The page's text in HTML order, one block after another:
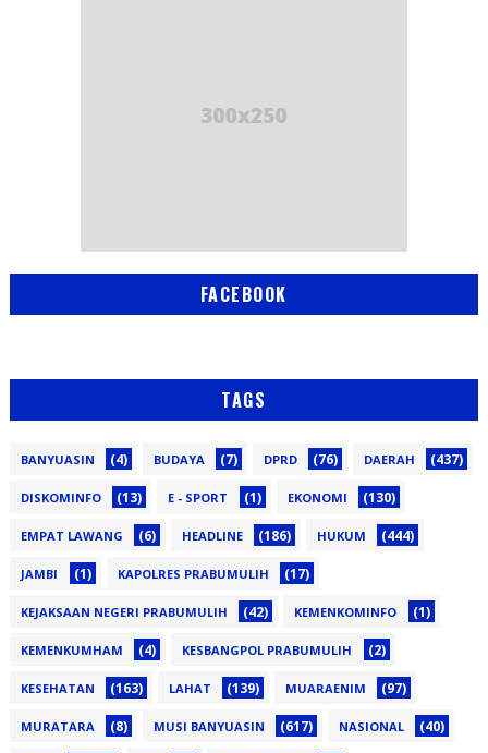
FACEBOOK
TAGS
BANYUASIN (4) BUDAYA (7) DPRD (76) DAERAH (437)
DISKOMINFO (13) E - SPORT (1) EKONOMI (130)
EMPAT LAWANG (6) HEADLINE (186) HUKUM (444)
JAMBI (1) KAPOLRES PRABUMULIH (17)
KEJAKSAAN NEGERI PRABUMULIH (42) KEMENKOMINFO (1)
KEMENKUMHAM (4) KESBANGPOL PRABUMULIH (2)
KESEHATAN (163) LAHAT (139) MUARAENIM (97)
MURATARA (8) MUSI BANYUASIN (617) NASIONAL (40)